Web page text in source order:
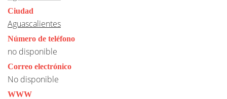
Ciudad
Aguascalientes
Número de teléfono
no disponible
Correo electrónico
No disponible
WWW